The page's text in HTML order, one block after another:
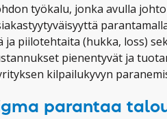
työkalu, jonka avulla
ja piilotehtaita (hukka, loss)
pienentyvät ja
kilpailukyvyn
parantaa